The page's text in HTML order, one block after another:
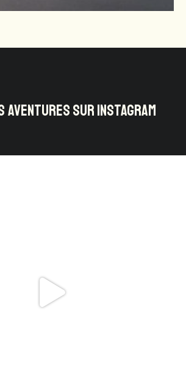
AVENTURES SUR INSTAGRAM